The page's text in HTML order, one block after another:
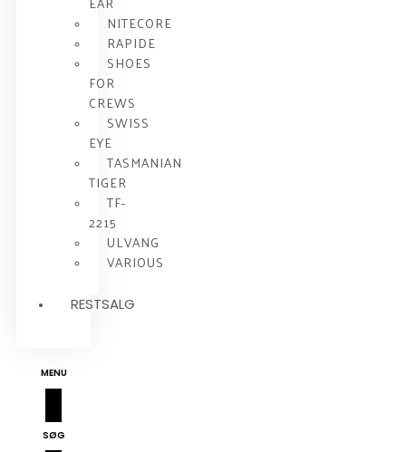
NITECORE
RAPIDE
SHOES
FOR
CREWS
SWISS
EYE
TASMANIAN
TIGER
TF-
2215
ULVANG
VARIOUS
RESTSALG
MENU
SØG